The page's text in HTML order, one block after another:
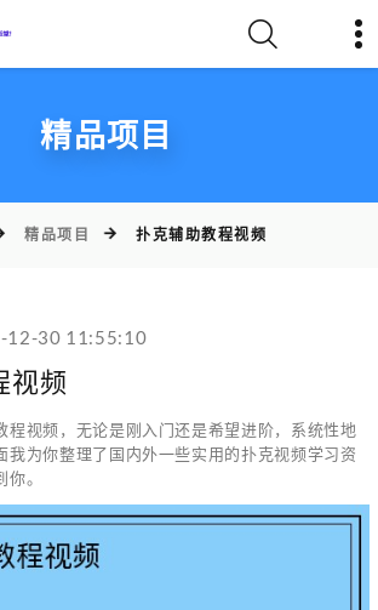
精品项目
精品项目 扑克辅助教程视频
12-30 11:55:10
视频
程视频，无论是刚入门还是希望进阶，系统性地
我为你整理了国内外一些实用的扑克视频学习资
。